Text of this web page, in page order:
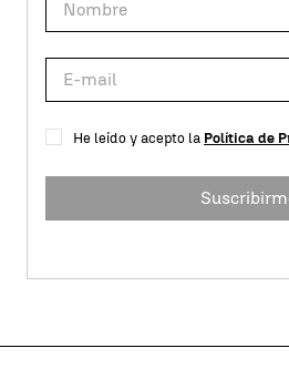
He leído y acepto la Política de